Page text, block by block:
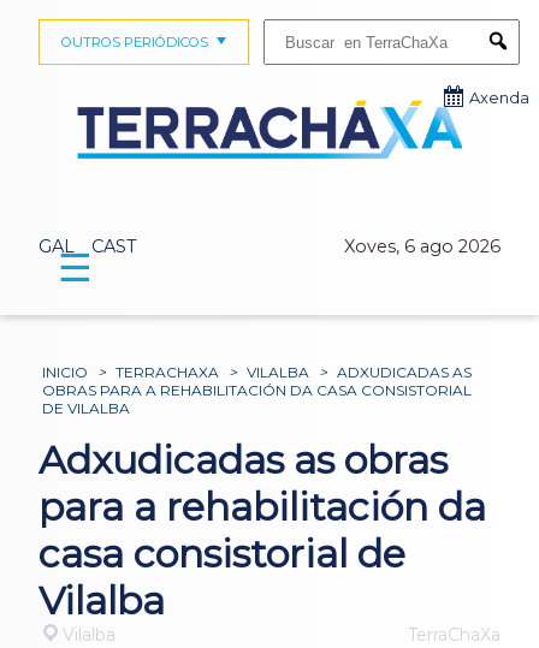
GAL CAST Xoves, 6 ago 2026
OUTROS PERIÓDICOS
Axenda
☰
INICIO > TERRACHAXA > VILALBA > ADXUDICADAS AS
OBRAS PARA A REHABILITACIÓN DA CASA CONSISTORIAL
DE VILALBA
Adxudicadas as obras
para a rehabilitación da
casa consistorial de
Vilalba
Vilalba TerraChaXa